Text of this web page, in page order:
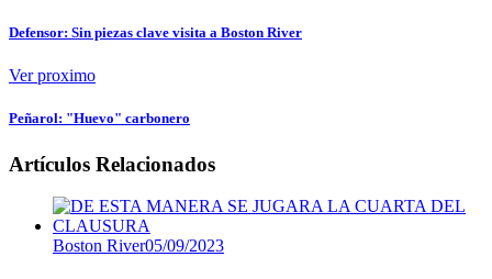
Defensor: Sin piezas clave visita a Boston River
Ver proximo
Peñarol: "Huevo" carbonero
Artículos Relacionados
Boston River05/09/2023